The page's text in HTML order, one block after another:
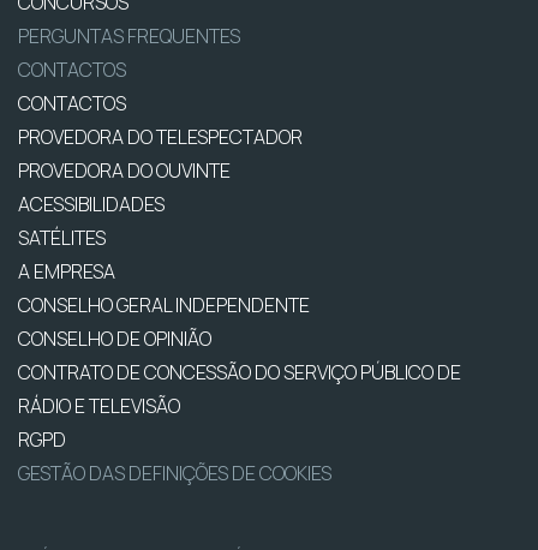
PERGUNTAS FREQUENTES
CONTACTOS
CONTACTOS
PROVEDORA DO TELESPECTADOR
PROVEDORA DO OUVINTE
ACESSIBILIDADES
SATÉLITES
A EMPRESA
CONSELHO GERAL INDEPENDENTE
CONSELHO DE OPINIÃO
CONTRATO DE CONCESSÃO DO SERVIÇO PÚBLICO DE
RÁDIO E TELEVISÃO
RGPD
GESTÃO DAS DEFINIÇÕES DE COOKIES